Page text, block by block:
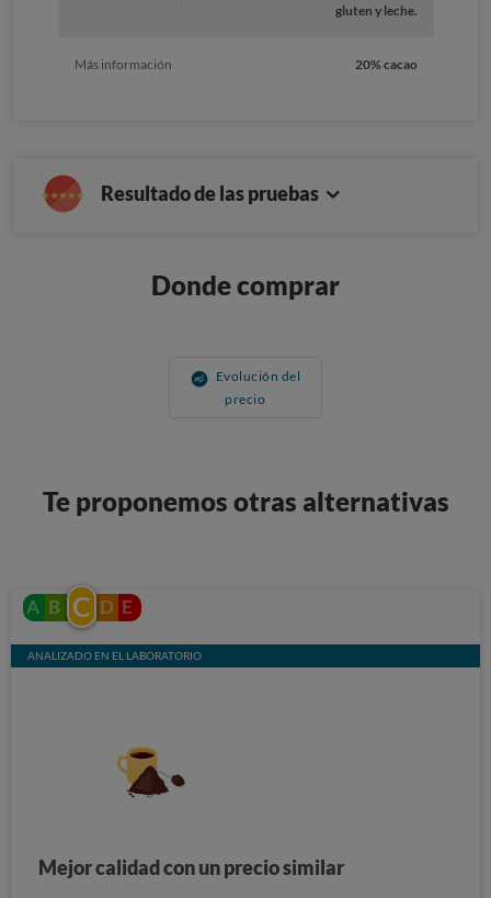
gluten y leche.
Más información 20% cacao
Resultado de las pruebas
Donde comprar
Evolución del
precio
Te proponemos otras alternativas
A B C D E
ANALIZADO EN EL LABORATORIO
Mejor calidad con un precio similar